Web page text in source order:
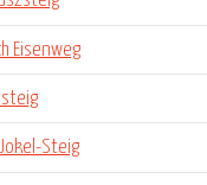
Eisenweg
Steig